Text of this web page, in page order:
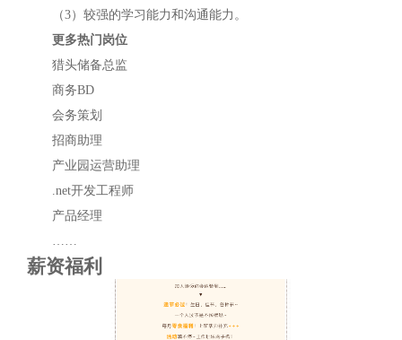
（3）较强的学习能力和沟通能力。
更多热门岗位
猎头储备总监
商务BD
会务策划
招商助理
产业园运营助理
.net开发工程师
产品经理
薪资福利